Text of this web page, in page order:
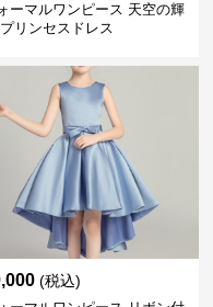
ーマルワンピース 天空の輝
リンセスドレス
(税込)